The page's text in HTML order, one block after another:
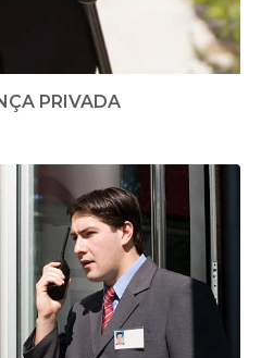
PRIVADA